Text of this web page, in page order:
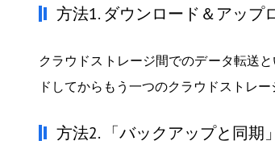
方法1. ダウンロード＆アップ
クラウドストレージ間でのデータ転送
ドしてからもう一つのクラウドストレ
方法2. 「バックアップと同期